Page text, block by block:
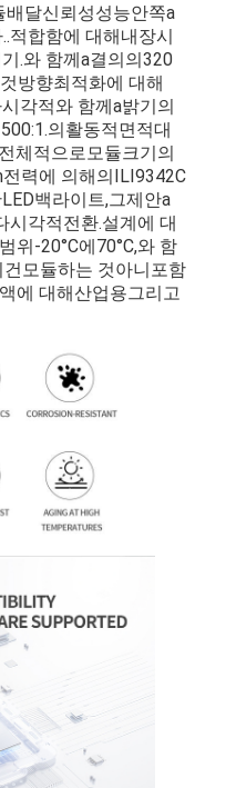
배달신뢰성성능안쪽a
적합함에 대해내장시
.와 함께a결의의320
방향최적화에 대해
시각적와 함께a밝기의
500:1.의활동적 면적대
전체적으로모듈크기의
전력에 의해의ILI9342C
LED백라이트,그제안a
시각적전환.설계에 대
범위-20°C에70°C,와 함
건모듈하는 것아니포함
에 대해산업용그리고